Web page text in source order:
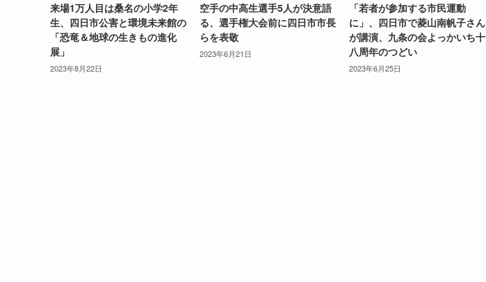
来場1万人目は桑名の小学2年
生、四日市公害と環境未来館の
「恐竜＆地球の生きもの進化
展」
2023年8月22日
空手の中高生選手5人が決意語
る、選手権大会前に四日市市長
らを表敬
2023年6月21日
「若者が参加する市民運動
に」、四日市で菱山南帆子さん
が講演、九条の会よっかいち十
八周年のつどい
2023年6月25日